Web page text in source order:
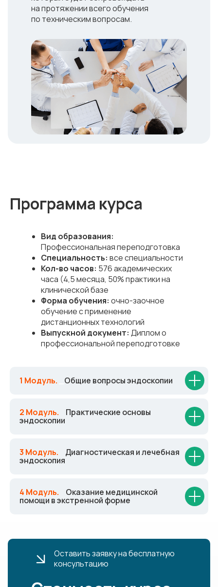
на протяжении всего обучения
по техническим вопросам.
Программа курса
Вид образования:
Профессиональная переподготовка
Специальность: все специальности
Кол-во часов: 576 академических
часа (4,5 месяца, 50% практики на
клинической базе
Форма обучения: очно-заочное
обучение с применение
дистанционных технологий
Выпускной документ: Диплом о
профессиональной переподготовке
1 Модуль. Общие вопросы эндоскопии
2 Модуль. Практические основы
эндоскопии
3 Модуль. Диагностическая и лечебная
эндоскопия
4 Модуль. Оказание медицинской
помощи в экстренной форме
Оставить заявку на бесплатную
консультацию